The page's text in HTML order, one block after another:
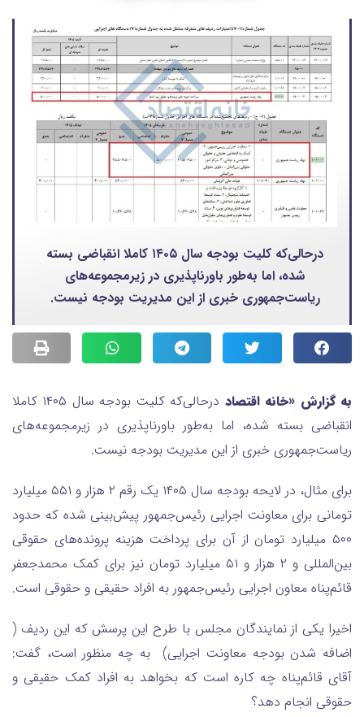
درحالی‌که کلیت بودجه سال ۱۴۰۵ کاملا انقباضی بسته
شده، اما به‌طور باورناپذیری در زیرمجموعه‌های
ریاست‌جمهوری خبری از این مدیریت بودجه نیست.
به گزارش «خانه اقتصاد
درحالی‌که کلیت بودجه سال ۱۴۰۵ کاملا
انقباضی بسته شده، اما به‌طور باورناپذیری در زیرمجموعه‌های
ریاست‌جمهوری خبری از این مدیریت بودجه نیست.
برای مثال، در لایحه بودجه سال ۱۴۰۵ یک رقم ۲ هزار و ۵۵۱ میلیارد
تومانی برای معاونت اجرایی رئیس‌جمهور پیش‌بینی شده که حدود
۵۰۰ میلیارد تومان از آن برای پرداخت هزینه پرونده‌های حقوقی
بین‌المللی و ۲ هزار و ۵۱ میلیارد تومان نیز برای کمک محمدجعفر
قائم‌پناه معاون اجرایی رئیس‌جمهور به افراد حقیقی و حقوقی است.
اخیرا یکی از نمایندگان مجلس با طرح این پرسش که این ردیف (
اضافه شدن بودجه معاونت اجرایی) به چه منظور است، گفت:
آقای قائم‌پناه چه کاره است که بخواهد به افراد کمک حقیقی و
حقوقی انجام دهد؟